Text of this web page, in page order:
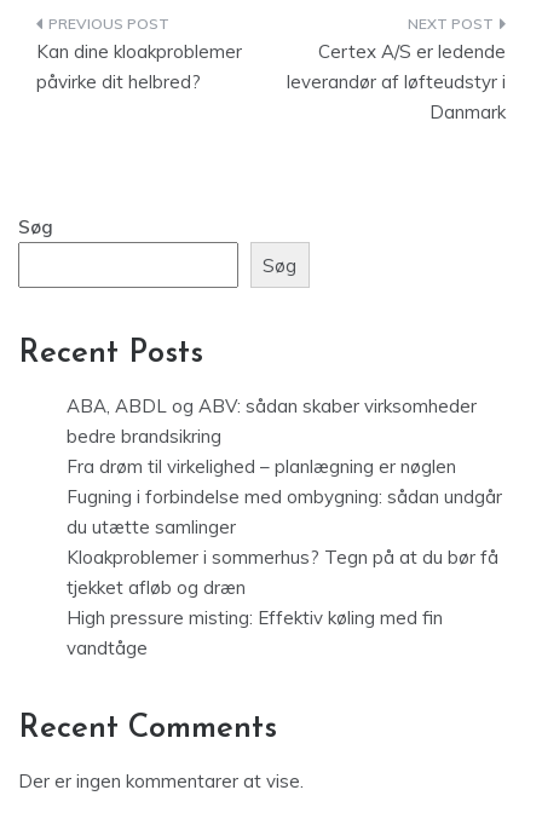
Indlægsnavigation
Kan dine kloakproblemer
påvirke dit helbred?
Certex A/S er ledende
leverandør af løfteudstyr i
Danmark
Søg
Søg
Recent Posts
ABA, ABDL og ABV: sådan skaber virksomheder
bedre brandsikring
Fra drøm til virkelighed – planlægning er nøglen
Fugning i forbindelse med ombygning: sådan undgår
du utætte samlinger
Kloakproblemer i sommerhus? Tegn på at du bør få
tjekket afløb og dræn
High pressure misting: Effektiv køling med fin
vandtåge
Recent Comments
Der er ingen kommentarer at vise.